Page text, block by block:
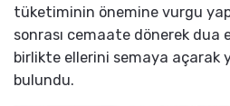
tüketiminin önemine vurgu
sonrası cemaate dönerek
birlikte ellerini semaya açarak
bulundu.